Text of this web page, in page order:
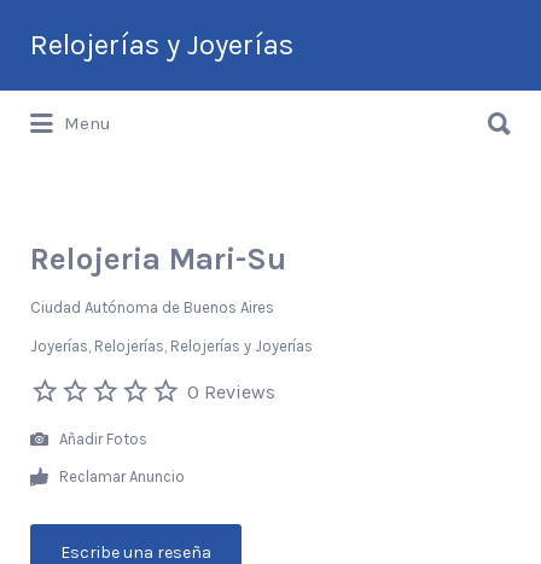
Relojerías y Joyerías
Guía de Relojerías y Joyerías en
por:
Menu
por:
Relojeria Mari-Su
Ciudad Autónoma de Buenos Aires
Joyerías Relojerías Relojerías y Joyerías
0 Reviews
Añadir Fotos
Reclamar Anuncio
Escribe una reseña